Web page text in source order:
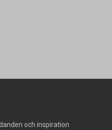
och inspiration